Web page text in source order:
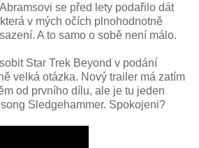
se před lety podařilo dát
v mých očích plnohodnotně
A to samo o sobě není málo.
Star Trek Beyond v podání
velká otázka. Nový trailer má zatím
od prvního dílu, ale je tu jeden
Sledgehammer. Spokojeni?